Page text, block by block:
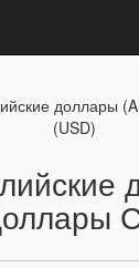
доллары
(USD)